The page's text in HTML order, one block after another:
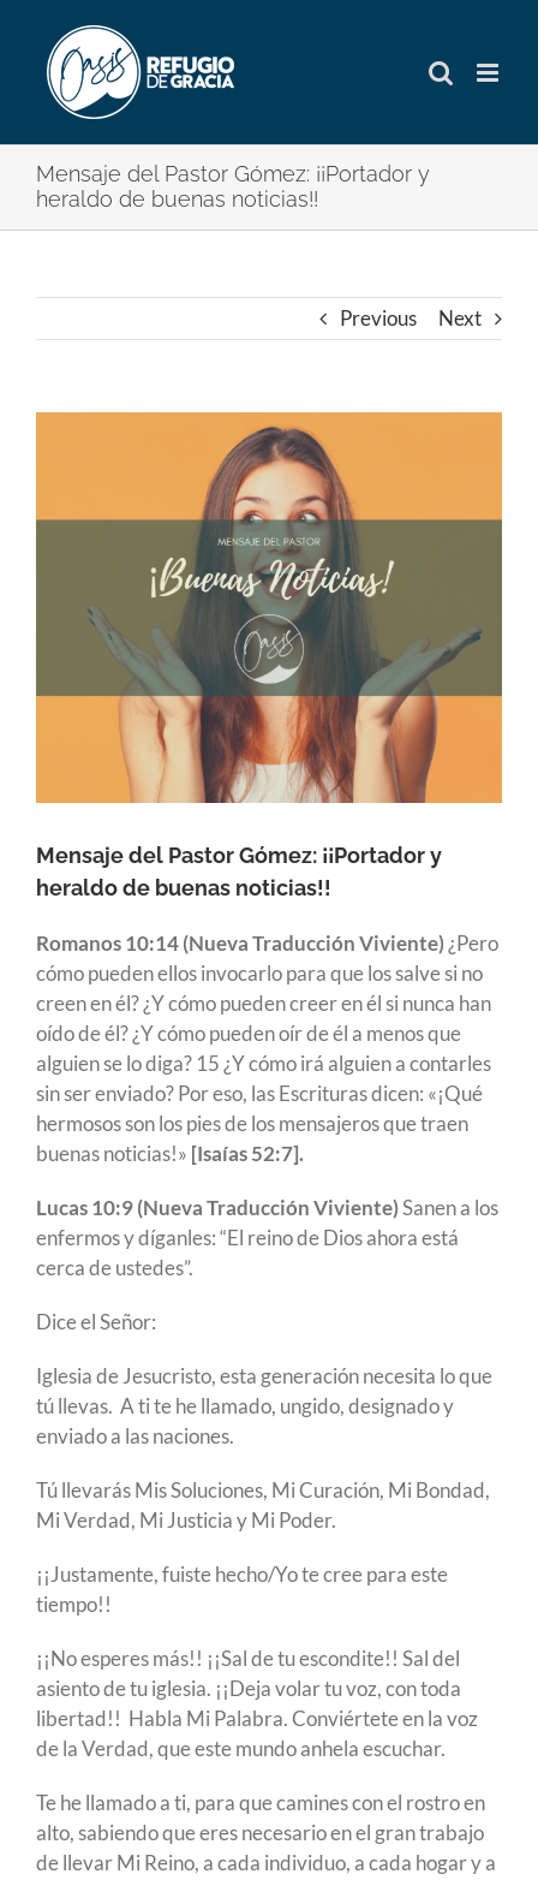
content
Mensaje del Pastor Gómez: ¡¡Portador y
heraldo de buenas noticias!!
Previous Next
Mensaje del Pastor Gómez: ¡¡Portador y
heraldo de buenas noticias!!
Romanos 10:14 (Nueva Traducción Viviente)¿Pero
cómo pueden ellos invocarlo para que los salve si no
creen en él? ¿Y cómo pueden creer en él si nunca han
oído de él? ¿Y cómo pueden oír de él a menos que
alguien se lo diga? 15 ¿Y cómo irá alguien a contarles
sin ser enviado? Por eso, las Escrituras dicen: «¡Qué
hermosos son los pies de los mensajeros que traen
buenas noticias!» [Isaías 52:7].
Lucas 10:9 (Nueva Traducción Viviente)Sanen a los
enfermos y díganles: “El reino de Dios ahora está
cerca de ustedes”.
Dice el Señor:
Iglesia de Jesucristo, esta generación necesita lo que
tú llevas. A ti te he llamado, ungido, designado y
enviado a las naciones.
Tú llevarás Mis Soluciones, Mi Curación, Mi Bondad,
Mi Verdad, Mi Justicia y Mi Poder.
¡¡Justamente, fuiste hecho/Yo te cree para este
tiempo!!
¡¡No esperes más!! ¡¡Sal de tu escondite!! Sal del
asiento de tu iglesia. ¡¡Deja volar tu voz, con toda
libertad!! Habla Mi Palabra. Conviértete en la voz
de la Verdad, que este mundo anhela escuchar.
Te he llamado a ti, para que camines con el rostro en
alto, sabiendo que eres necesario en el gran trabajo
de llevar Mi Reino, a cada individuo, a cada hogar y a